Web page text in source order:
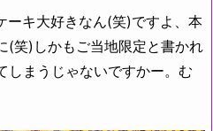
キ大好きなん(笑)ですよ、本
(笑)しかもご当地限定と書かれ
しまうじゃないですかー。む